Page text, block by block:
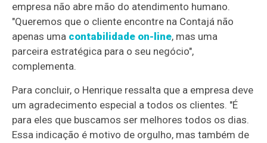
empresa não abre mão do atendimento humano.
"Queremos que o cliente encontre na Contajá não
apenas uma contabilidade on-line, mas uma
parceira estratégica para o seu negócio",
complementa.
Para concluir, o Henrique ressalta que a empresa deve
um agradecimento especial a todos os clientes. "É
para eles que buscamos ser melhores todos os dias.
Essa indicação é motivo de orgulho, mas também de